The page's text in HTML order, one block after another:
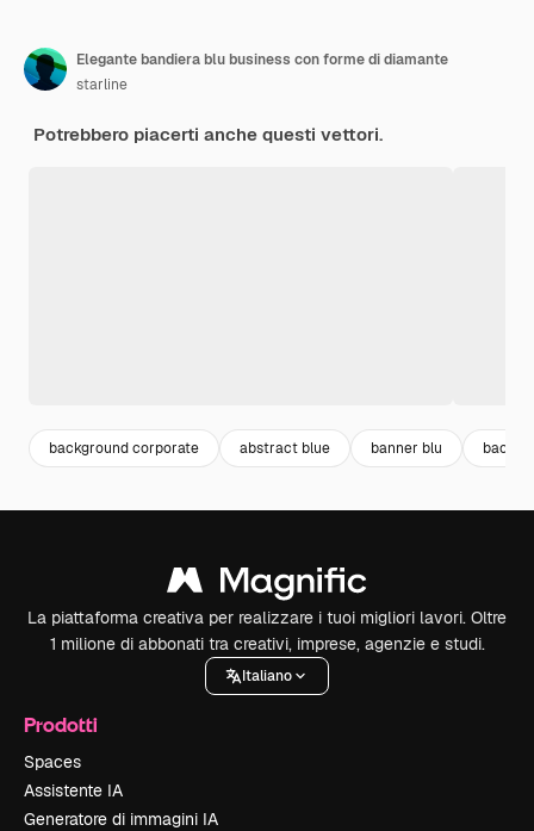
Elegante bandiera blu business con forme di diamante
starline
Potrebbero piacerti anche questi vettori.
background corporate abstract blue banner blu
La piattaforma creativa per realizzare i tuoi migliori lavori. Oltre
1 milione di abbonati tra creativi, imprese, agenzie e studi.
Italiano
Prodotti
Spaces
Assistente IA
Generatore di immagini IA